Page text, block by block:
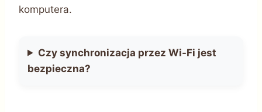
komputera.
Czy synchronizacja przez Wi-Fi jest
bezpieczna?